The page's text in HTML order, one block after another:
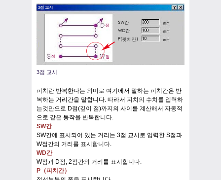
3점 교시
피치란 반복한다는 의미로 여기에서 말하는 피치간은 반
복하는 거리간을 말합니다. 따라서 피치의 수치를 입력하
는것만으로 D점(깊이 점)까지의 사이를 계산해서 자동적
으로 같은 동작을 반복합니다.
SW간
SW간에 표시되어 있는 거리는 3점 교시로 입력한 S점과
W점간의 거리를 표시합니다.
WD간
W점과 D점, 2점간의 거리를 표시합니다.
P（피치간）